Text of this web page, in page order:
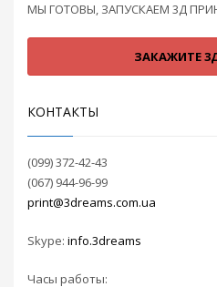
МЫ ГОТОВЫ, ЗАПУСКАЕМ 3Д
ЗАКАЖИТЕ
КОНТАКТЫ
(099) 372-42-​43
(067) 944-96-99
print@3dreams.com.ua
Skype: info.3dreams
Часы работы: